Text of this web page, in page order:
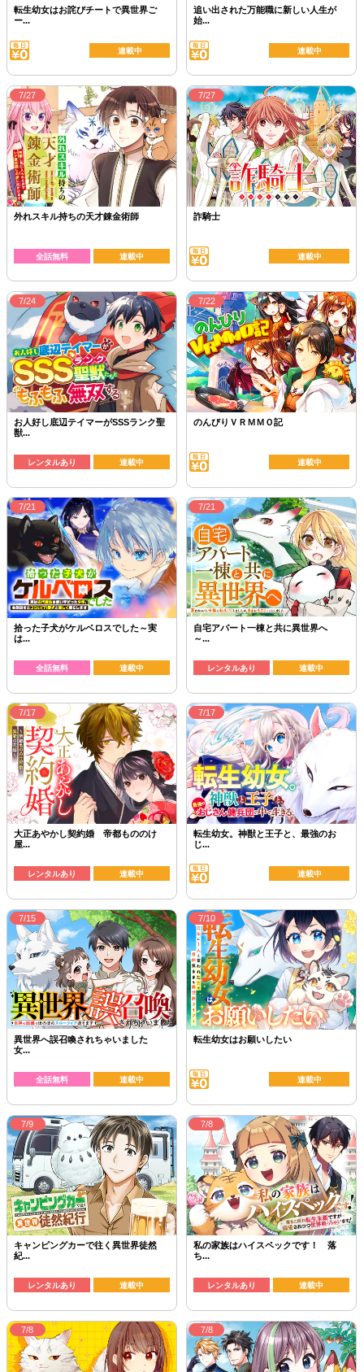
転生幼女はお詫びチートで異世界ご
ー...
連載中
追い出された万能職に新しい人生が
始...
連載中
7/27
外れスキル持ちの天才錬金術師
全話無料 連載中
7/27
詐騎士
連載中
7/24
お人好し底辺テイマーがSSSランク聖
獣...
レンタルあり 連載中
7/22
のんびりＶＲＭＭＯ記
連載中
7/21
拾った子犬がケルベロスでした～実
は...
全話無料 連載中
7/21
自宅アパート一棟と共に異世界へ
～...
レンタルあり 連載中
7/17
大正あやかし契約婚 帝都もののけ
屋...
レンタルあり 連載中
7/17
転生幼女。神獣と王子と、最強のお
じ...
連載中
7/15
異世界へ誤召喚されちゃいました
女...
全話無料 連載中
7/10
転生幼女はお願いしたい
連載中
7/9
キャンピングカーで往く異世界徒然
紀...
レンタルあり 連載中
7/8
私の家族はハイスペックです！ 落
ち...
レンタルあり 連載中
7/8 7/8